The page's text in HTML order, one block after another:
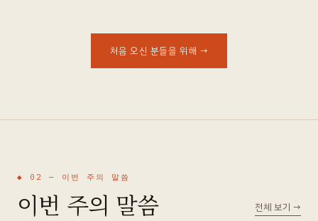
처음 오신 분들을 위해 →
◆ 02 — 이번 주의 말씀
이번 주의 말씀 전체 보기 →